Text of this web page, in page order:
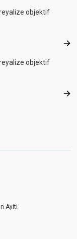
objektif
objektif
Ayiti